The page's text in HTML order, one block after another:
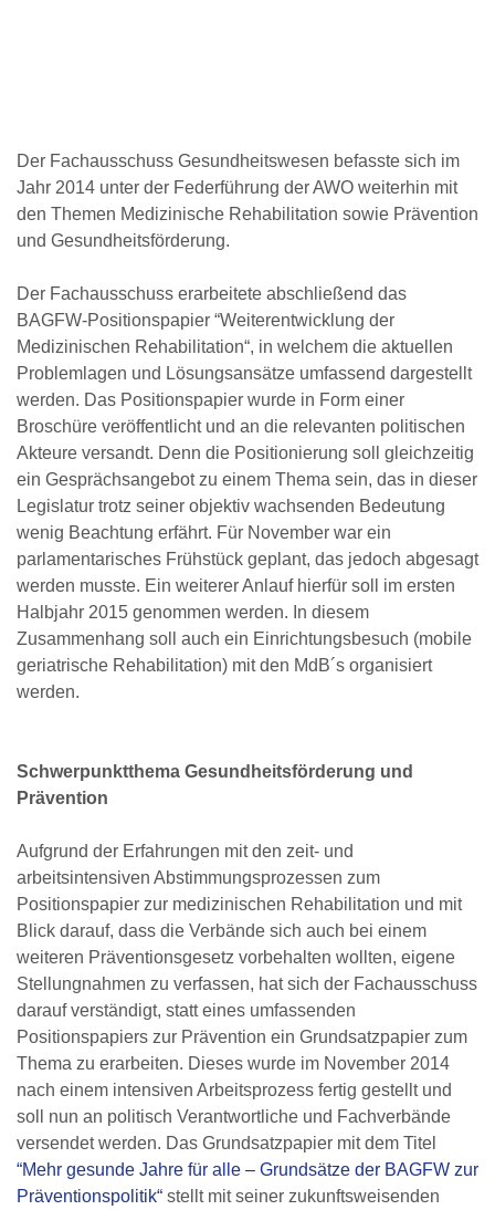
Der Fachausschuss Gesundheitswesen befasste sich im
Jahr 2014 unter der Federführung der AWO weiterhin mit
den Themen Medizinische Rehabilitation sowie Prävention
und Gesundheitsförderung.
Der Fachausschuss erarbeitete abschließend das
BAGFW-Positionspapier “Weiterentwicklung der
Medizinischen Rehabilitation“, in welchem die aktuellen
Problemlagen und Lösungsansätze umfassend dargestellt
werden. Das Positionspapier wurde in Form einer
Broschüre veröffentlicht und an die relevanten politischen
Akteure versandt. Denn die Positionierung soll gleichzeitig
ein Gesprächsangebot zu einem Thema sein, das in dieser
Legislatur trotz seiner objektiv wachsenden Bedeutung
wenig Beachtung erfährt. Für November war ein
parlamentarisches Frühstück geplant, das jedoch abgesagt
werden musste. Ein weiterer Anlauf hierfür soll im ersten
Halbjahr 2015 genommen werden. In diesem
Zusammenhang soll auch ein Einrichtungsbesuch (mobile
geriatrische Rehabilitation) mit den MdB´s organisiert
werden.
Schwerpunktthema Gesundheitsförderung und
Prävention
Aufgrund der Erfahrungen mit den zeit- und
arbeitsintensiven Abstimmungsprozessen zum
Positionspapier zur medizinischen Rehabilitation und mit
Blick darauf, dass die Verbände sich auch bei einem
weiteren Präventionsgesetz vorbehalten wollten, eigene
Stellungnahmen zu verfassen, hat sich der Fachausschuss
darauf verständigt, statt eines umfassenden
Positionspapiers zur Prävention ein Grundsatzpapier zum
Thema zu erarbeiten. Dieses wurde im November 2014
nach einem intensiven Arbeitsprozess fertig gestellt und
soll nun an politisch Verantwortliche und Fachverbände
versendet werden. Das Grundsatzpapier mit dem Titel
“Mehr gesunde Jahre für alle – Grundsätze der BAGFW zur
Präventionspolitik“ stellt mit seiner zukunftsweisenden